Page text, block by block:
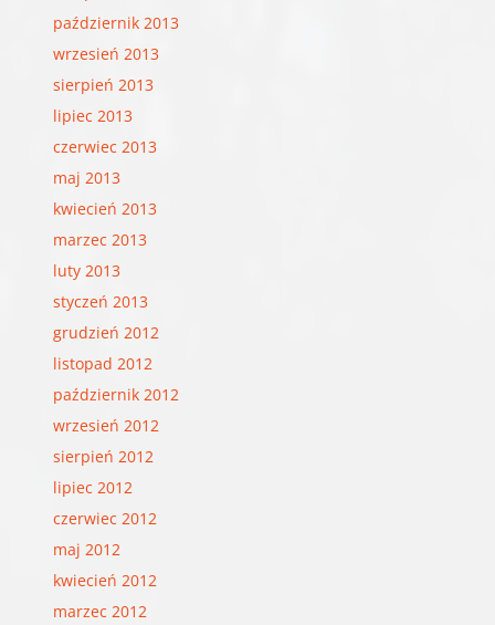
październik 2013
wrzesień 2013
sierpień 2013
lipiec 2013
czerwiec 2013
maj 2013
kwiecień 2013
marzec 2013
luty 2013
styczeń 2013
grudzień 2012
listopad 2012
październik 2012
wrzesień 2012
sierpień 2012
lipiec 2012
czerwiec 2012
maj 2012
kwiecień 2012
marzec 2012